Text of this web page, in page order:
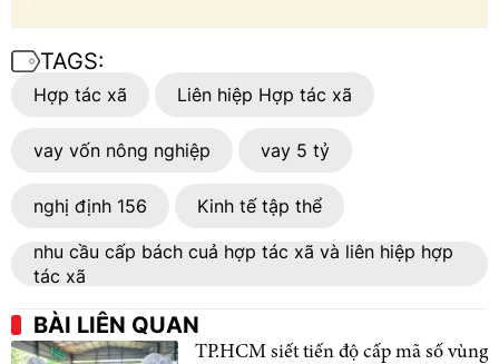
TAGS:
Hợp tác xã Liên hiệp Hợp tác xã
vay vốn nông nghiệp vay 5 tỷ
nghị định 156 Kinh tế tập thể
nhu cầu cấp bách cuả hợp tác xã và liên hiệp hợp
tác xã
BÀI LIÊN QUAN
TP.HCM siết tiến độ cấp mã số vùng